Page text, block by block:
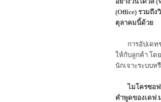
(Office) รวมถึ
ตุลาคมนี้ด้วย
การอัปเดทชุ
ให้กับลูกค้า โด
นักเจาะระบบห
ไมโครซอ
คำพูดของเดฟ